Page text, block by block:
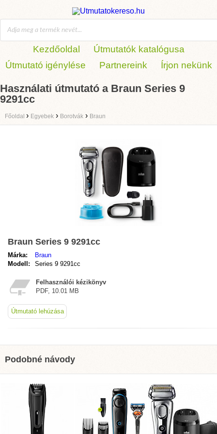
Kezdőoldal
Útmutatók katalógusa
Útmutató igénylése
Partnereink Írjon nekünk
Használati útmutató a Braun Series 9
9291cc
Főoldal › Egyebek › Borotvák › Braun
Braun Series 9 9291cc
Márka:
Braun
Modell:
Series 9 9291cc
Felhasználói kézikönyv
PDF, 10.01 MB
Útmutató lehúzása
Podobné návody